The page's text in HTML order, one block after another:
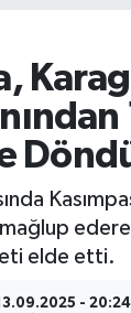
mağlup
elde etti.
13.09.2025 - 20:24